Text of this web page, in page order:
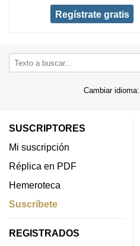
Regístrate gratis
Cambiar idioma:
SUSCRIPTORES
Mi suscripción
Réplica en PDF
Hemeroteca
Suscríbete
REGISTRADOS